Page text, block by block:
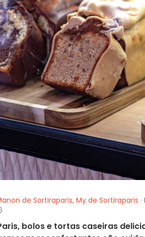
de Sortiraparis, My de Sortiraparis
bolos e tortas caseiras